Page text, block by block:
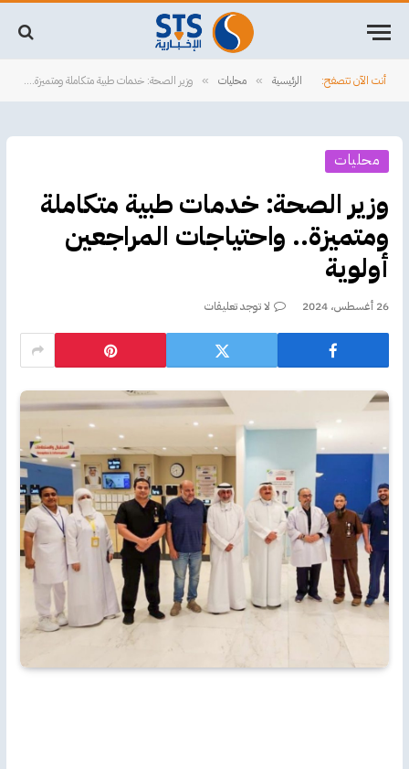
أنت الآن تتصفح: الرئيسية » محليات » وزير الصحة: خدمات طبية متكاملة ومتميزة.. واحتياجات المراجعين أولوية
محليات
وزير الصحة: خدمات طبية متكاملة
ومتميزة.. واحتياجات المراجعين
أولوية
26 أغسطس، 2024 لا توجد تعليقات